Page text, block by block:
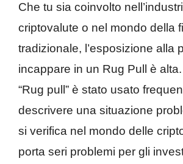
Che tu sia coinvolto
criptovalute o nel mondo della
tradizionale, l’esposizione alla
incappare in un Rug Pull è
“Rug pull” è stato usato
descrivere una situazione
si verifica nel mondo delle
porta seri problemi per gli